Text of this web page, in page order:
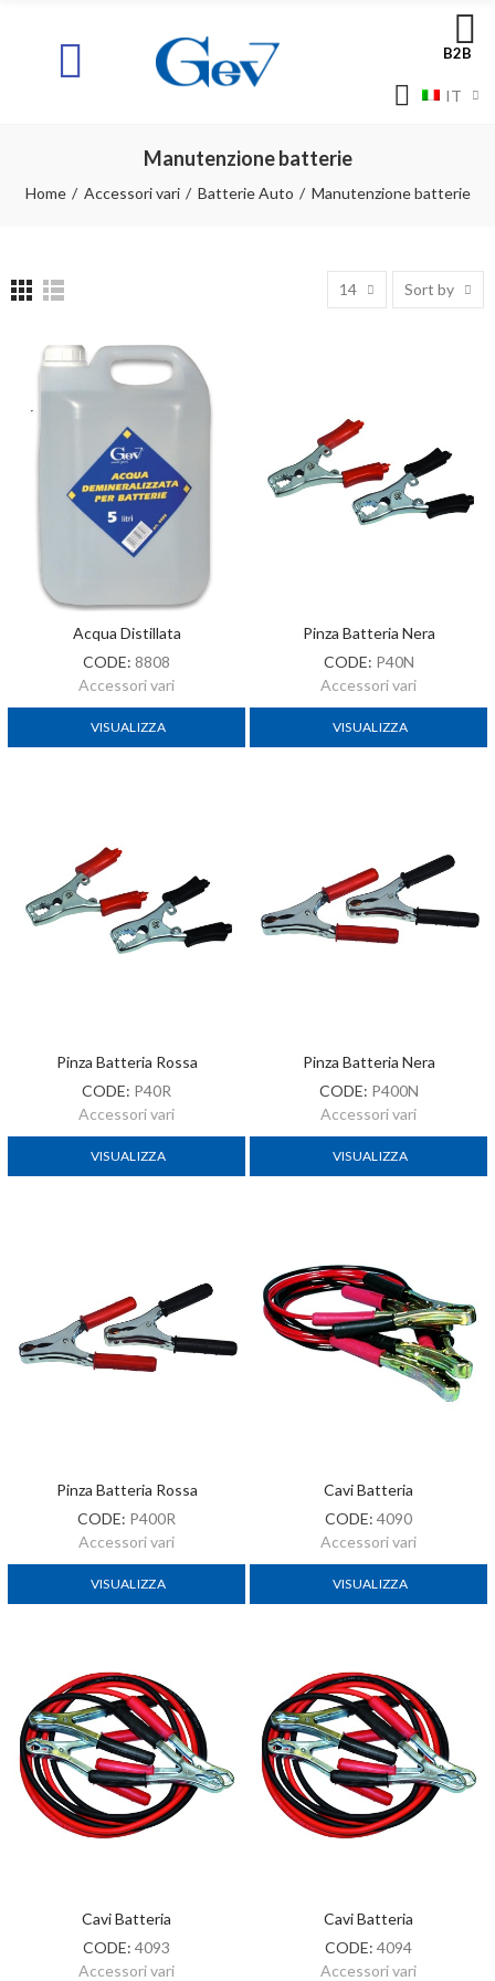
B2B
IT
Manutenzione batterie
Home Accessori vari Batterie Auto Manutenzione batterie
14 Sort by
Acqua Distillata
CODE: 8808
Accessori vari
VISUALIZZA
Pinza Batteria Nera
CODE: P40N
Accessori vari
VISUALIZZA
Pinza Batteria Rossa
CODE: P40R
Accessori vari
VISUALIZZA
Pinza Batteria Nera
CODE: P400N
Accessori vari
VISUALIZZA
Pinza Batteria Rossa
CODE: P400R
Accessori vari
VISUALIZZA
Cavi Batteria
CODE: 4090
Accessori vari
VISUALIZZA
Cavi Batteria
CODE: 4093
Accessori vari
Cavi Batteria
CODE: 4094
Accessori vari